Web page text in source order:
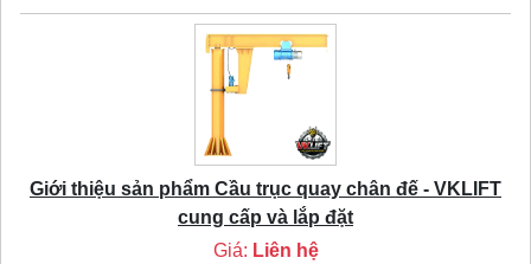
Giới thiệu sản phẩm Cầu trục quay chân đế - VKLIFT
cung cấp và lắp đặt
Giá: Liên hệ